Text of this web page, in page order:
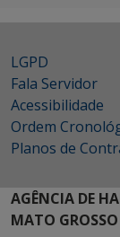
LGPD
Fala Servidor
Acessibilidade
Ordem
Planos de
AGÊNCIA DE
MATO